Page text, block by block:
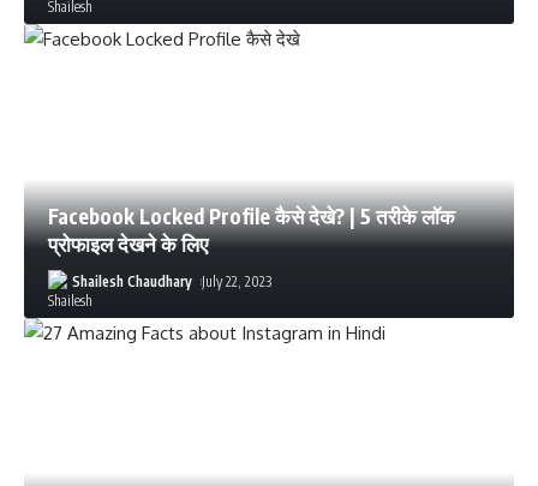
Facebook Locked Profile कैसे देखे? | 5 तरीके लॉक
प्रोफाइल देखने के लिए
Shailesh Chaudhary July 22, 2023